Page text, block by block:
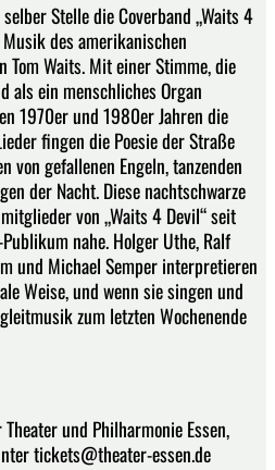
Stelle die Coverband „Waits 4
des amerikanischen
Tom Waits. Mit einer Stimme, die
als ein menschliches Organ
1970er und 1980er Jahren die
fingen die Poesie der Straße
von gefallenen Engeln, tanzenden
der Nacht. Diese nachtschwarze
von „Waits 4 Devil“ seit
nahe. Holger Uthe, Ralf
und Michael Semper interpretieren
Weise, und wenn sie singen und
zum letzten Wochenende
und Philharmonie Essen,
tickets@theater-essen.de